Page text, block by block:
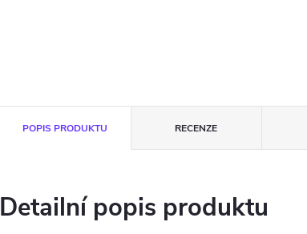
POPIS PRODUKTU RECENZE
Detailní popis produktu